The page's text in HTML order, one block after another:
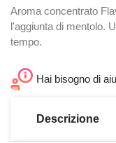
Aroma concentrato
l'aggiunta di mentolo.
tempo.
Hai bisogno di
Descrizione